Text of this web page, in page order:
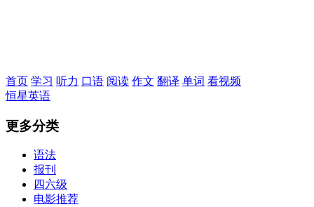
首页 学习 听力 口语 阅读 作文 翻译 单词 看视频
恒星英语
更多分类
语法
报刊
四六级
电影推荐